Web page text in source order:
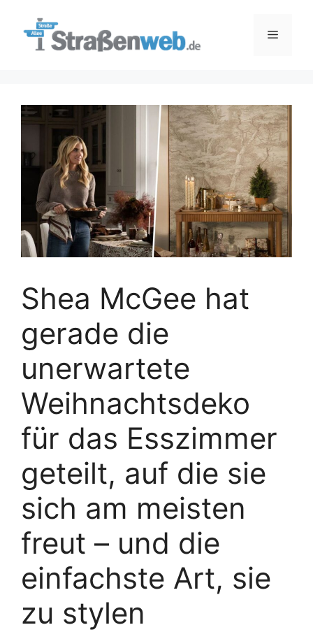
Menü
Shea McGee hat
gerade die
unerwartete
Weihnachtsdeko
für das Esszimmer
geteilt, auf die sie
sich am meisten
freut – und die
einfachste Art, sie
zu stylen